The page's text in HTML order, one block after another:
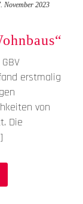
November 2023
erstmalig
von
Die